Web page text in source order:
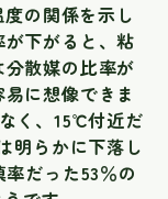
の関係を示し
下がると、粘
散媒の比率が
に想像できま
く、15℃付近だ
明らかに下落し
だった53％の